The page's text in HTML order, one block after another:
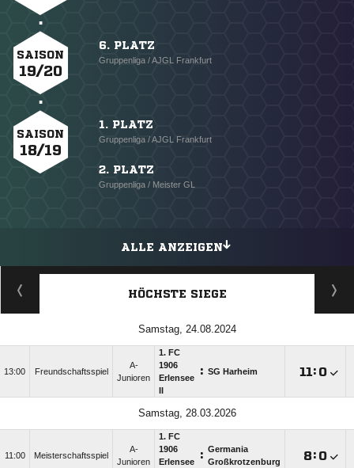
SAISON
19/20
6. PLATZ
Gruppenliga / AJGL Frankfurt
SAISON
18/19
1. PLATZ
Gruppenliga / AJGL Frankfurt
2. PLATZ
Gruppenliga / Meister GL
ALLE ANZEIGEN
HÖCHSTE SIEGE
Samstag, 24.08.2024
13:00 Freundschaftsspiel
A-
Junioren
1. FC
1906
Erlensee
: SG Harheim : 
Samstag, 28.03.2026
11:00 Meisterschaftsspiel
A-
Junioren
1. FC
1906
Erlensee
: Germania
Großkrotzenburg
: 